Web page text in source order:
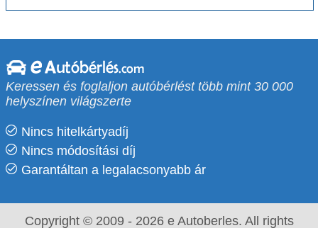
Keressen és foglaljon autóbérlést több mint 30 000
helyszínen világszerte
Nincs hitelkártyadíj
Nincs módosítási díj
Garantáltan a legalacsonyabb ár
Copyright © 2009 - 2026 e Autoberles. All rights